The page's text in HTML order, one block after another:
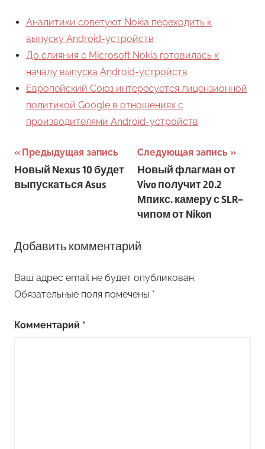
Аналитики советуют Nokia переходить к
выпуску Android-устройств
До слияния с Microsoft Nokia готовилась к
началу выпуска Android-устройств
Европейский Союз интересуется лицензионной
политикой Google в отношениях с
производителями Android-устройств
Навигация
по
Предыдущая запись
Новый Nexus 10 будет
выпускаться Asus
Следующая запись
Новый флагман от
Vivo получит 20.2
Мпикс. камеру с SLR-
чипом от Nikon
Добавить комментарий
Ваш адрес email не будет опубликован.
Обязательные поля помечены *
Комментарий *